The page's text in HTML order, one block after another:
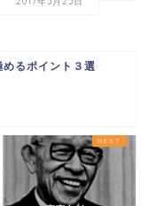
めるポイント３選